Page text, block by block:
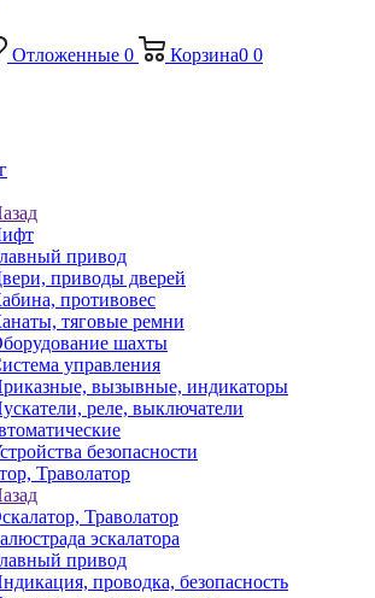
Отложенные 0 Корзина0 0
привод
приводы дверей
противовес
тяговые ремни
шахты
управления
вызывные, индикаторы
реле, выключатели
безопасности
Траволатор
Траволатор
эскалатора
привод
проводка, безопасность